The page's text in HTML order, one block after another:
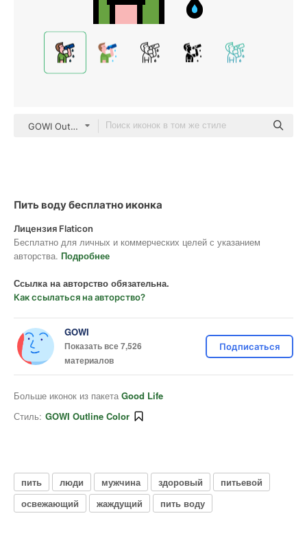
GOWI Outline Color
Пить воду бесплатно иконка
Лицензия Flaticon
Бесплатно для личных и коммерческих целей с указанием
авторства. Подробнее
Ссылка на авторство обязательна.
Как ссылаться на авторство?
GOWI
Показать все 7,526
материалов
Подписаться
Больше иконок из пакета Good Life
Стиль: GOWI Outline Color
пить люди мужчина здоровый
питьевой
освежающий
жаждущий пить воду